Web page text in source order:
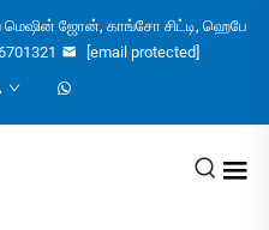
மெஷின் ஜோன், காங்சோ சிட்டி, ஹெபே
[email protected]